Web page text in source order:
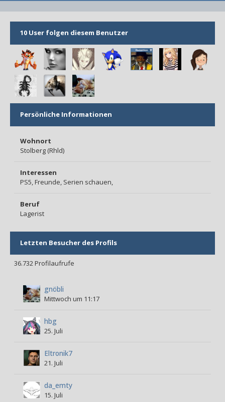
10 User folgen diesem Benutzer
Persönliche Informationen
Wohnort
Stolberg (Rhld)
Interessen
PS5, Freunde, Serien schauen,
Beruf
Lagerist
Letzten Besucher des Profils
36.732 Profilaufrufe
gnöbli
Mittwoch um 11:17
hbg
25. Juli
Eltronik7
21. Juli
da_emty
15. Juli